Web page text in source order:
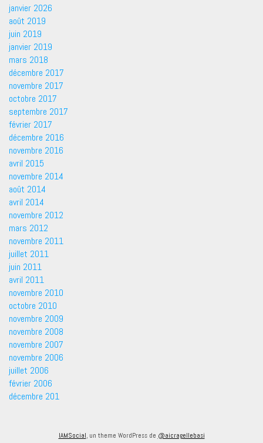
janvier 2026
août 2019
juin 2019
janvier 2019
mars 2018
décembre 2017
novembre 2017
octobre 2017
septembre 2017
février 2017
décembre 2016
novembre 2016
avril 2015
novembre 2014
août 2014
avril 2014
novembre 2012
mars 2012
novembre 2011
juillet 2011
juin 2011
avril 2011
novembre 2010
octobre 2010
novembre 2009
novembre 2008
novembre 2007
novembre 2006
juillet 2006
février 2006
décembre 201
IAMSocial, un theme WordPress de @aicragellebasi